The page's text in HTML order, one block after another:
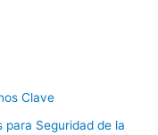
Clave
para Seguridad de la